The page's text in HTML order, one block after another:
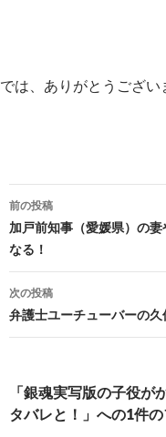
では、ありがとうござい
投
稿
ナ
ビ
ゲ
シ
ョ
前の投稿
加戸前知事（愛媛県）の
なる！
次の投稿
弁護士ユーチューバーの
「銀魂実写版の子役が
タバレと！」への1件